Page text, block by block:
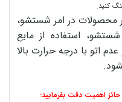
کنید.
محصولات در امر شستشو،
استفاده از مایع
کمتر از ۳۰ درجه و عدم اتو با درجه حرارت بالا
اهمیت دقت بفرمایید: